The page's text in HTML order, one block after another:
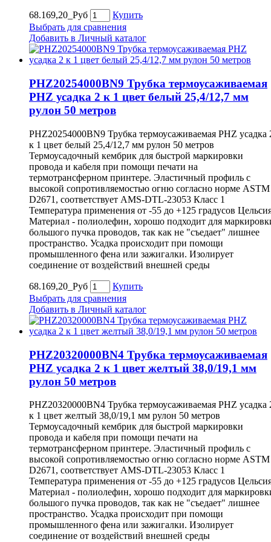
68.169,20_Руб
Купить
Выбрать для сравнения
Добавить в Личный каталог
PHZ20254000BN9 Трубка термоусаживаемая
PHZ усадка 2 к 1 цвет белый 25,4/12,7 мм
рулон 50 метров
PHZ20254000BN9 Трубка термоусаживаемая PHZ усадка
к 1 цвет белый 25,4/12,7 мм рулон 50 метров
Термоусадочный кембрик для быстрой маркировки
провода и кабеля при помощи печати на
термотрансферном принтере. Эластичный профиль с
высокой сопротивляемостью огню согласно норме ASTM
D2671, соответствует AMS-DTL-23053 Класс 1
Температура применения от -55 до +125 градусов
Материал - полиолефин, хорошо подходит для
большого пучка проводов, так как не "съедает" лишнее
пространство. Усадка происходит при помощи
промышленного фена или зажигалки. Изолирует
соединение от воздействий внешней среды
68.169,20_Руб
Купить
Выбрать для сравнения
Добавить в Личный каталог
PHZ20320000BN4 Трубка термоусаживаемая
PHZ усадка 2 к 1 цвет желтый 38,0/19,1 мм
рулон 50 метров
PHZ20320000BN4 Трубка термоусаживаемая PHZ усадка
к 1 цвет желтый 38,0/19,1 мм рулон 50 метров
Термоусадочный кембрик для быстрой маркировки
провода и кабеля при помощи печати на
термотрансферном принтере. Эластичный профиль с
высокой сопротивляемостью огню согласно норме ASTM
D2671, соответствует AMS-DTL-23053 Класс 1
Температура применения от -55 до +125 градусов
Материал - полиолефин, хорошо подходит для
большого пучка проводов, так как не "съедает" лишнее
пространство. Усадка происходит при помощи
промышленного фена или зажигалки. Изолирует
соединение от воздействий внешней среды